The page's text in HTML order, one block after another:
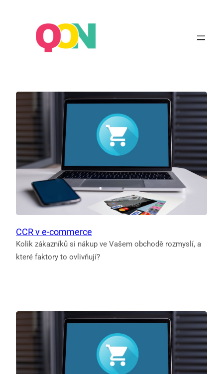
CCR v e-commerce
Kolik zákazníků si nákup ve Vašem obchodě rozmyslí, a
které faktory to ovlivňují?